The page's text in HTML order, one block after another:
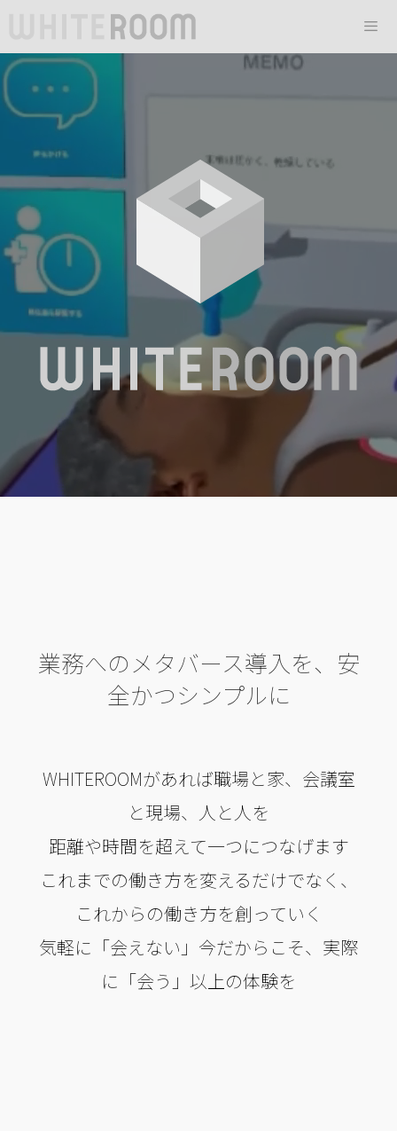
テ
ン
ツ
ス
プ
業務へのメタバース導入を、安
全かつシンプルに
WHITEROOMがあれば職場と家、会議室
と現場、人と人を
距離や時間を超えて一つにつなげます​
これまでの働き方を変えるだけでなく、
これからの働き方を創っていく
気軽に「会えない」今だからこそ、実際
に「会う」以上の体験を